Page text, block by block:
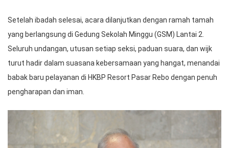
Setelah ibadah selesai, acara dilanjutkan dengan ramah tamah
yang berlangsung di Gedung Sekolah Minggu (GSM) Lantai 2.
Seluruh undangan, utusan setiap seksi, paduan suara, dan wijk
turut hadir dalam suasana kebersamaan yang hangat, menandai
babak baru pelayanan di HKBP Resort Pasar Rebo dengan penuh
pengharapan dan iman.